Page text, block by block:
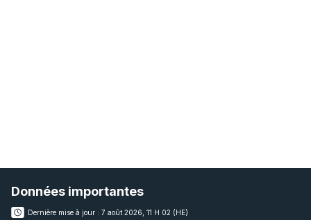
Données importantes
Dernière mise à jour : 7 août 2026, 11 H 02 (HE)